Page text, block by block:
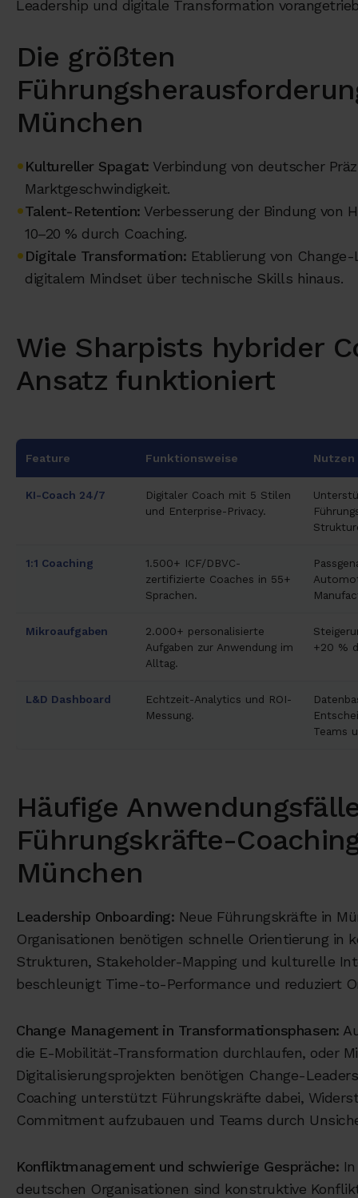
Leadership und digitale Transformation
Die größten
München
Kultureller Spagat: Verbindung von deutscher
Marktgeschwindigkeit.
Talent-Retention: Verbesserung der Bindung von
10–20 % durch Coaching.
Digitale Transformation: Etablierung von
digitalem Mindset über technische Skills hinaus.
Wie Sharpists hybrider
Ansatz funktioniert
Feature Funktionsweise Nutzen
KI-Coach 24/7
Digitaler Coach mit 5 Stilen
und Enterprise-Privacy.
1:1 Coaching
1.500+ ICF/DBVC-
zertifizierte Coaches in 55+
Sprachen.
Mikroaufgaben
2.000+ personalisierte
Aufgaben zur Anwendung im
Alltag.
+20 %
L&D Dashboard
Echtzeit-Analytics und ROI-
Messung.
Teams
Häufige
Führungskräfte-
München
Leadership Onboarding: Neue Führungskräfte in
Organisationen benötigen schnelle Orientierung in
Strukturen, Stakeholder-Mapping und kulturelle
beschleunigt Time-to-Performance und reduziert
Change Management in Transformationsphasen:
die E-Mobilität-Transformation durchlaufen, oder
Digitalisierungsprojekten benötigen Change-
Coaching unterstützt Führungskräfte dabei,
Commitment aufzubauen und Teams durch
Konfliktmanagement und schwierige Gespräche:
deutschen Organisationen sind konstruktive